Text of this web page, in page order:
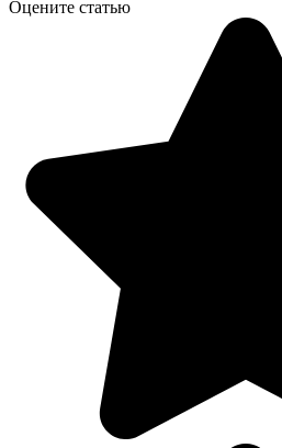
Оцените статью